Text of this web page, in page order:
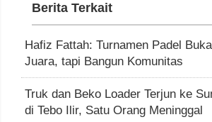
Berita Terkait
Hafiz Fattah: Turnamen Padel
Juara, tapi Bangun Komunitas
Truk dan Beko Loader Terjun ke
di Tebo Ilir, Satu Orang Meninggal